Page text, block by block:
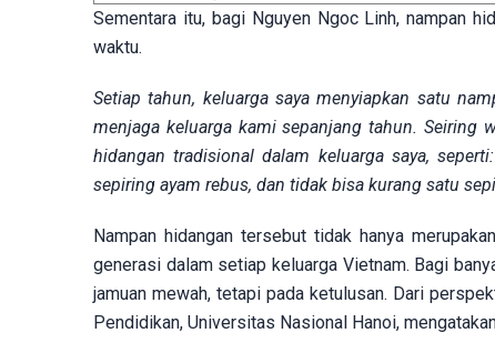
Sementara itu, bagi Nguyen Ngoc Linh, nampan
waktu.
Setiap tahun, keluarga saya menyiapkan satu
menjaga keluarga kami sepanjang tahun. Seiring
hidangan tradisional dalam keluarga saya,
sepiring ayam rebus, dan tidak bisa kurang satu
Nampan hidangan tersebut tidak hanya
generasi dalam setiap keluarga Vietnam. Bagi
jamuan mewah, tetapi pada ketulusan. Dari
Pendidikan, Universitas Nasional Hanoi,